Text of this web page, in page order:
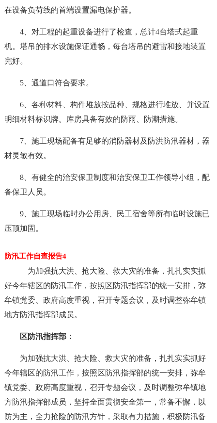
在设备负荷线的首端设置漏电保护器。
4、对工程的起重设备进行了检查，总计4台塔式起重
机。塔吊的排水设施保证通畅，每台塔吊的避雷和接地装置
完好。
5、通道口符合要求。
6、各种材料、构件堆放按品种、规格进行堆放、并设置
明细材料标识牌。库房具备有效的防雨、防潮措施。
7、施工现场配备有足够的消防器材及防洪防汛器材，器
材灵敏有效。
8、有健全的治安保卫制度和治安保卫工作领导小组，配
备保卫人员。
9、施工现场临时办公用房、民工宿舍等所有临时设施已
压顶加固。
防汛工作自查报告4
为加强抗大洪、抢大险、救大灾的准备，扎扎实实抓
好今年辖区的防汛工作，按照区防汛指挥部的统一安排，弥
牟镇党委、政府高度重视，召开专题会议，及时调整弥牟镇
地方防汛指挥部成员。
区防汛指挥部：
为加强抗大洪、抢大险、救大灾的准备，扎扎实实抓好
今年辖区的防汛工作，按照区防汛指挥部的统一安排，弥牟
镇党委、政府高度重视，召开专题会议，及时调整弥牟镇地
方防汛指挥部成员，坚持全面贯彻安全第一，常备不懈，以
防为主，全力抢险的防汛方针，采取有力措施，积极防汛备